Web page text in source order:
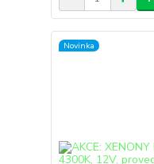
Novinka